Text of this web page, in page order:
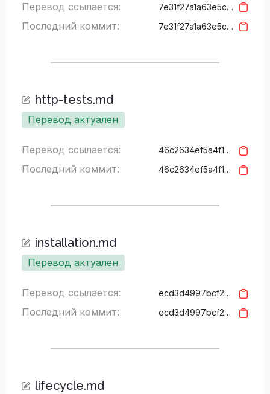
Перевод ссылается: 7e31f27a1a63e5c1648ede4e37fed37a06c7de75
Последний коммит: 7e31f27a1a63e5c1648ede4e37fed37a06c7de75
http-tests.md
Перевод актуален
Перевод ссылается: 46c2634ef5a4f15427c94a3157b626cf5bd3937f
Последний коммит: 46c2634ef5a4f15427c94a3157b626cf5bd3937f
installation.md
Перевод актуален
Перевод ссылается: ecd3d4997bcf2668a8b3d6aefb80fe768c4e7c8e
Последний коммит: ecd3d4997bcf2668a8b3d6aefb80fe768c4e7c8e
lifecycle.md